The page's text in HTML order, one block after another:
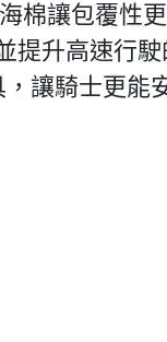
棉讓包覆性
提升高速行駛
讓騎士更能